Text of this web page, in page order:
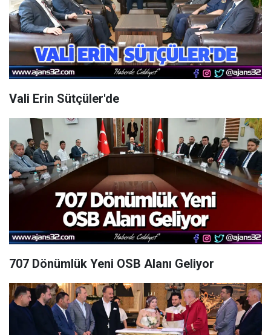
Vali Erin Sütçüler'de
707 Dönümlük Yeni OSB Alanı Geliyor